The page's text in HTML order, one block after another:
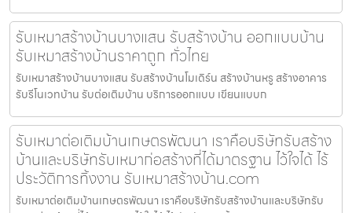
รับเหมาสร้างบ้านบางแสน รับสร้างบ้าน ออกแบบบ้าน
รับเหมาสร้างบ้านราคาถูก ทั่วไทย
รับเหมาสร้างบ้านบางแสน รับสร้างบ้านโมเดิร์น สร้างบ้านหรู สร้างอาคาร
รับรีโนเวทบ้าน รับต่อเติมบ้าน บริการออกแบบ เขียนแบบก
รับเหมาต่อเติมบ้านเกษตรพัฒนา เราคือบริษัทรับสร้าง
บ้านและบริษัทรับเหมาก่อสร้างที่ได้มาตรฐาน ไว้ใจได้ ไร้
ประวัติการทิ้งงาน รับเหมาสร้างบ้าน.com
รับเหมาต่อเติมบ้านเกษตรพัฒนา เราคือบริษัทรับสร้างบ้านและบริษัทรับ